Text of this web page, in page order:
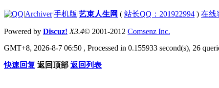
|Archiver|手机版|艺束人生网 ( 站长QQ：201922994 ) 在线
Powered by Discuz! X3.4© 2001-2012 Comsenz Inc.
GMT+8, 2026-8-7 06:50 , Processed in 0.155933 second(s), 26
快速回复 返回顶部 返回列表